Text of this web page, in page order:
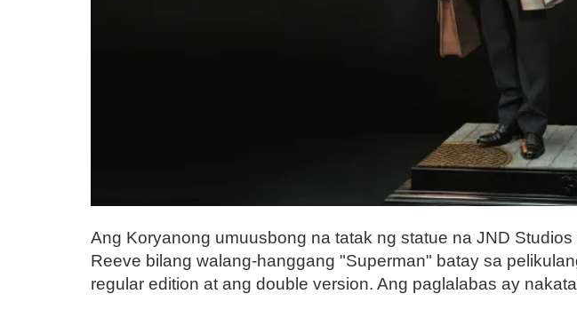
Ang Koryanong umuusbong na tatak ng statue na JND
Reeve bilang walang-hanggang "Superman" batay sa
regular edition at ang double version. Ang paglalabas ay